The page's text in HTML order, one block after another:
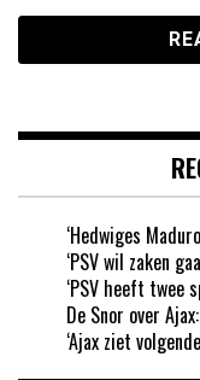
‘Hedwiges
‘PSV wil zaken
‘PSV heeft twee
De Snor over
‘Ajax ziet